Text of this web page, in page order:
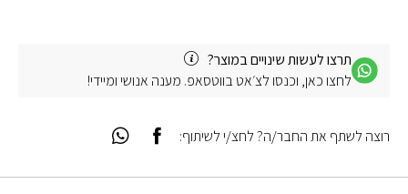
תרצו לעשות שינויים במוצר?
לחצו כאן, וכנסו לצ׳אט בווטסאפ. מענה אנושי ומיידי!
רוצה לשתף את החבר/ה? לחצ/י לשיתוף: